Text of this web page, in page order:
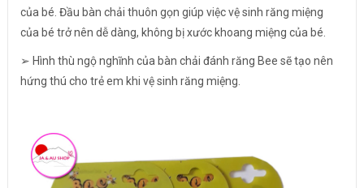
của bé. Đầu bàn chải thuôn gọn giúp việc vệ sinh răng miệng
của bé trở nên dễ dàng, không bị xước khoang miệng của bé.
➢ Hình thù ngộ nghĩnh của bàn chải đánh răng Bee sẽ tạo nên
hứng thú cho trẻ em khi vệ sinh răng miệng.